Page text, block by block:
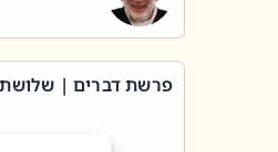
פרשת דברים |